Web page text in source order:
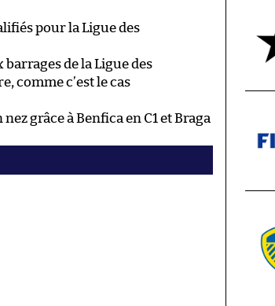
pour la Ligue des
de la Ligue des
comme c’est le cas
grâce à Benfica en C1 et Braga